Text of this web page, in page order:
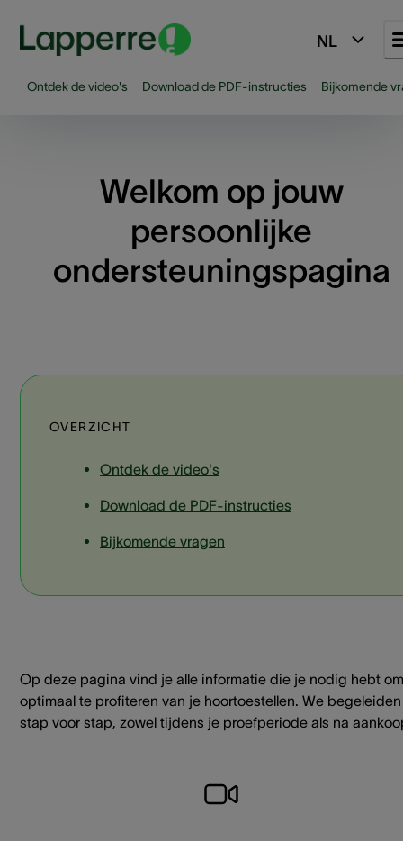
NL
Ontdek de video's Download de PDF-instructies Bijkomende
Welkom op jouw
persoonlijke
ondersteuningspagina
OVERZICHT
Ontdek de video's
Download de PDF-instructies
Bijkomende vragen
Op deze pagina vind je alle informatie die je nodig hebt om
optimaal te profiteren van je hoortoestellen. We
stap voor stap, zowel tijdens je proefperiode als na